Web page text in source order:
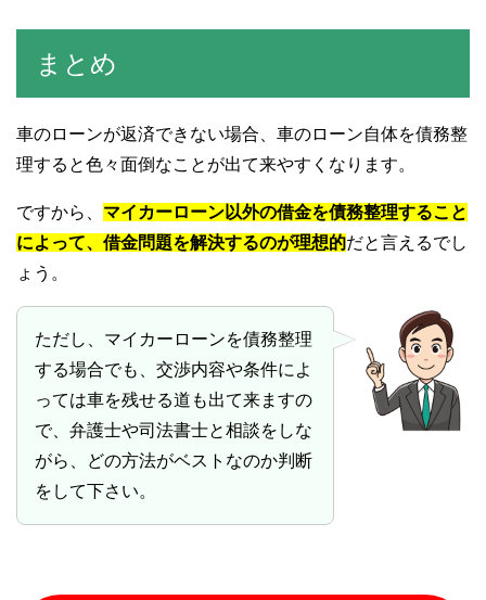
まとめ
車のローンが返済できない場合、車のローン自体を債務整
理すると色々面倒なことが出て来やすくなります。
ですから、 マイカーローン以外の借金を債務整理すること
によって、借金問題を解決するのが理想的だと言えるでし
ょう。
ただし、マイカーローンを債務整理
する場合でも、交渉内容や条件によ
っては車を残せる道も出て来ますの
で、弁護士や司法書士と相談をしな
がら、どの方法がベストなのか判断
をして下さい。